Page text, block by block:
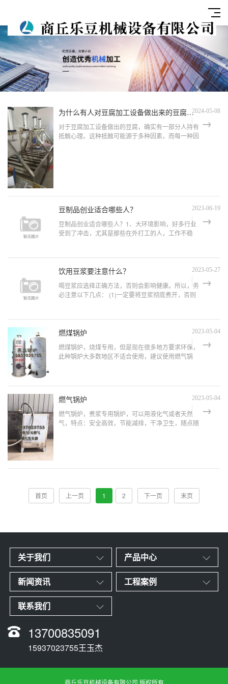
为什么有人对豆腐加工设备做出来的豆腐有抵触情绪？2024-05-08
对于豆腐加工设备做出的豆腐，确实有一部分人持有
抵触心理。这种抵触可能源于多种因素，而每一种因
豆制品创业适合哪些人？ 2023-06-19
豆制品创业适合哪些人？1、大环境影响，好多行业
受到了冲击，尤其是那些在外打工的人，工作不稳
的。3、没有一技之长...
饮用豆浆要注意什么？ 2023-05-27
喝豆浆应选择正确方法，否则会影响健康。所以，务
必注意以下几点： (1)一定要将豆浆彻底煮开，否则
现“...
燃煤锅炉 2023-05-04
燃煤锅炉，烧煤专用，但是现在很多地方要求环保，
此种锅炉大多数地区不适合使用，建议使用燃气锅
燃气锅炉 2023-05-04
燃气锅炉，煮浆专用锅炉，可以用液化气或者天然
气，特点：安全高效，节能减排，干净卫生，随点随
首页 上一页 1 2 下一页 末页
关于我们 产品中心
新闻资讯 工程案例
联系我们
13700835091
15937023755王玉杰
商丘乐豆机械设备有限公司 版权所有